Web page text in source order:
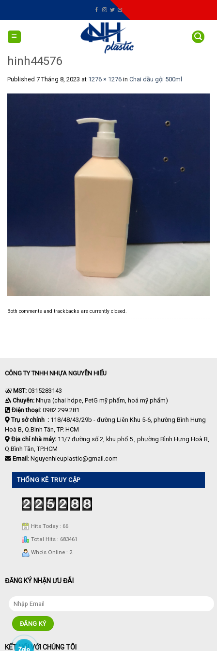
hinh44576
Published 7 Tháng 8, 2023 at 1276 × 1276 in Chai dầu gội 500ml
Both comments and trackbacks are currently closed.
CÔNG TY TNHH NHỰA NGUYỄN HIẾU
MST: 0315283143
Chuyên: Nhựa (chai hdpe, PetG mỹ phẩm, hoá mỹ phẩm)
Điện thoại: 0982.299.281
Trụ sở chính : 118/48/43/29b - đường Liên Khu 5-6, phường Bình Hưng
Hoà B, Q.Bình Tân, TP. HCM
Địa chỉ nhà máy: 11/7 đường số 2, khu phố 5 , phường Bình Hưng Hoà B,
Q.Bình Tân, TP.HCM
Email : Nguyenhieuplastic@gmail.com
THỐNG KÊ TRUY CẬP
Hits Today : 66
Total Hits : 683461
Who's Online : 2
ĐĂNG KÝ NHẬN ƯU ĐÃI
KẾT NỐI VỚI CHÚNG TÔI